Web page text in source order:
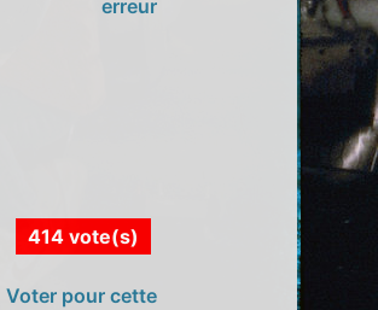
erreur
414 vote(s)
Voter pour cette